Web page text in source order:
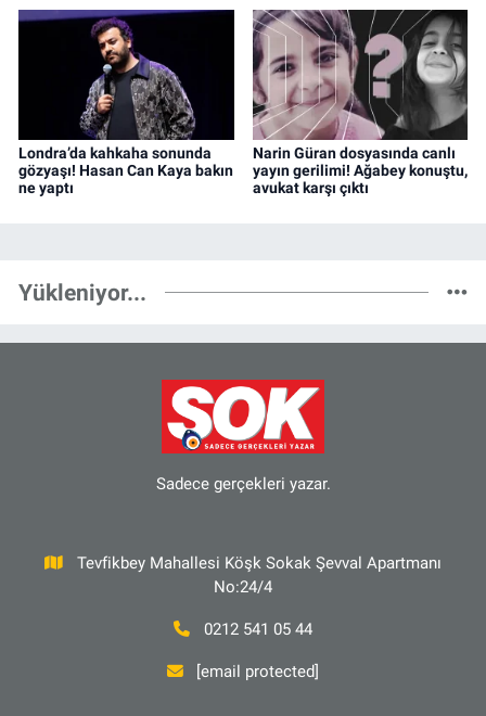
Londra’da kahkaha sonunda
gözyaşı! Hasan Can Kaya bakın
ne yaptı
Narin Güran dosyasında canlı
yayın gerilimi! Ağabey konuştu,
avukat karşı çıktı
Yükleniyor...
Sadece gerçekleri yazar.
Tevfikbey Mahallesi Köşk Sokak Şevval Apartmanı
No:24/4
0212 541 05 44
[email protected]